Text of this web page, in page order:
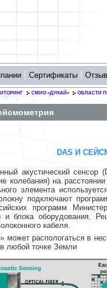
Сертификаты
СМИО «ДУНАЙ» ОБЛАСТИ
DAS И
акустический сенсор
колебания) на
элемента
подключают
программ
и блока оборудования.
кабеля.
может распологаться в
любой точке Земли